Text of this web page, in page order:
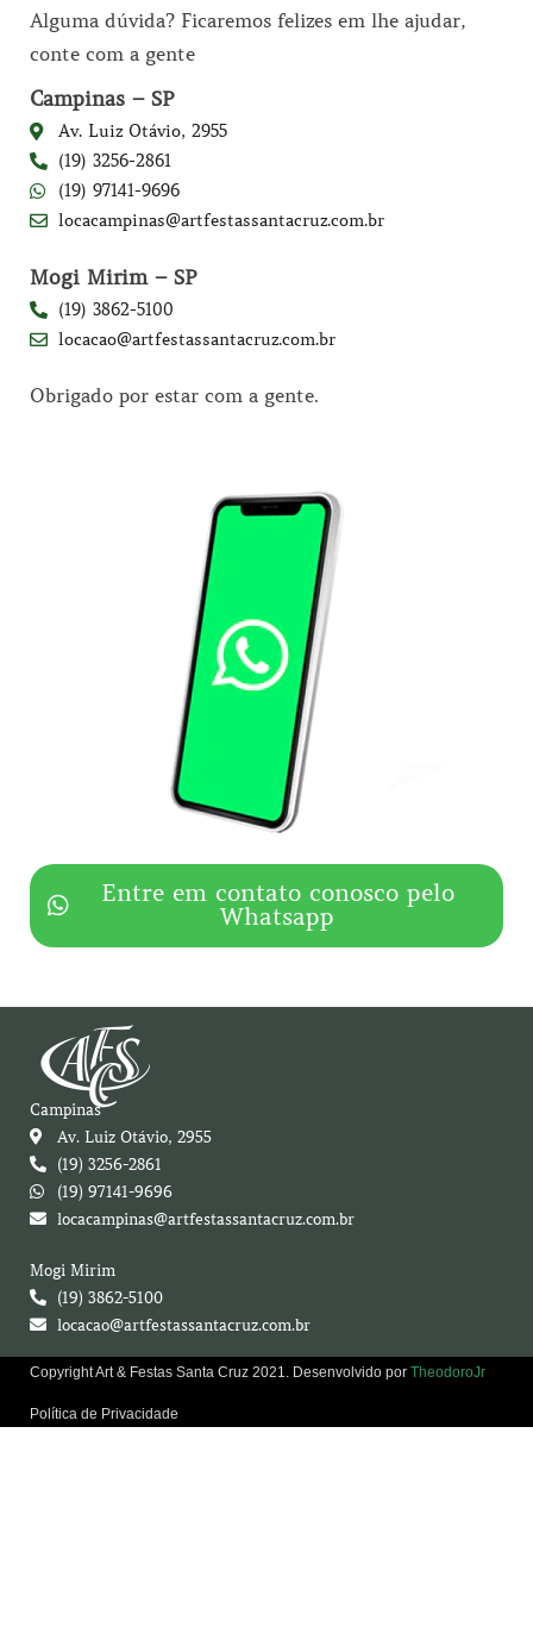
Alguma dúvida? Ficaremos felizes em lhe ajudar,
conte com a gente
Campinas – SP
Av. Luiz Otávio, 2955
(19) 3256-2861
(19) 97141-9696
locacampinas@artfestassantacruz.com.br
Mogi Mirim – SP
(19) 3862-5100
locacao@artfestassantacruz.com.br
Obrigado por estar com a gente.
Entre em contato conosco pelo
Whatsapp
Campinas
Av. Luiz Otávio, 2955
(19) 3256-2861
(19) 97141-9696
locacampinas@artfestassantacruz.com.br
Mogi Mirim
(19) 3862-5100
locacao@artfestassantacruz.com.br
Copyright Art & Festas Santa Cruz 2021. Desenvolvido por TheodoroJr
Política de Privacidade